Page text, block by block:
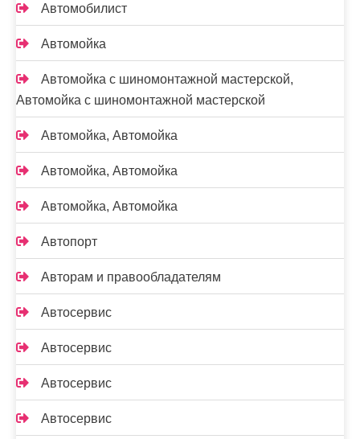
Автомобилист
Автомойка
Автомойка с шиномонтажной мастерской,
Автомойка с шиномонтажной мастерской
Автомойка, Автомойка
Автомойка, Автомойка
Автомойка, Автомойка
Автопорт
Авторам и правообладателям
Автосервис
Автосервис
Автосервис
Автосервис